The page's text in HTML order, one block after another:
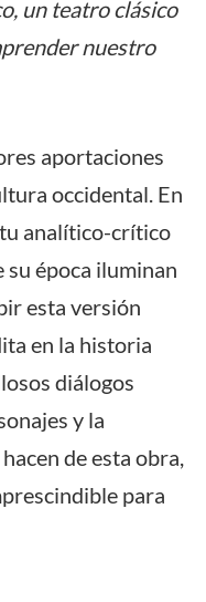
un teatro clásico
nuestro
aportaciones
occidental. En
analítico-crítico
su época iluminan
esta versión
en la historia
diálogos
y la
de esta obra,
para